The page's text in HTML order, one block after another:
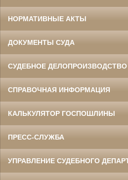
НОРМАТИВНЫЕ АКТЫ
ДОКУМЕНТЫ СУДА
СУДЕБНОЕ ДЕЛОПРОИЗВОДСТВО
СПРАВОЧНАЯ ИНФОРМАЦИЯ
КАЛЬКУЛЯТОР ГОСПОШЛИНЫ
ПРЕСС-СЛУЖБА
УПРАВЛЕНИЕ СУДЕБНОГО